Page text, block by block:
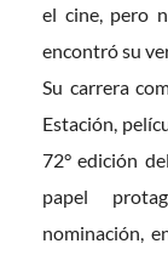
el cine, pero
encontró su
Su carrera
Estación,
72° edición
papel
nominación,